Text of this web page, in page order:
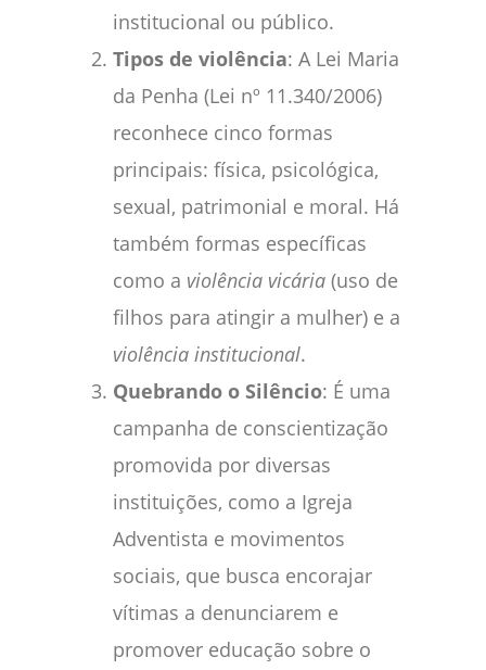
institucional ou público.
Tipos de violência: A Lei Maria
da Penha (Lei nº 11.340/2006)
reconhece cinco formas
principais: física, psicológica,
sexual, patrimonial e moral. Há
também formas específicas
como a violência vicária (uso de
filhos para atingir a mulher) e a
violência institucional.
Quebrando o Silêncio: É uma
campanha de conscientização
promovida por diversas
instituições, como a Igreja
Adventista e movimentos
sociais, que busca encorajar
vítimas a denunciarem e
promover educação sobre o